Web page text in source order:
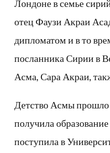
Лондоне в семье
отец Фаузи Акраи
дипломатом и в то
посланника Сирии в
Асма, Сара Акраи,
Детство Асмы прошло
получила
поступила в